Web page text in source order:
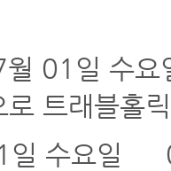
01일 수요
트래블홀릭
수요일